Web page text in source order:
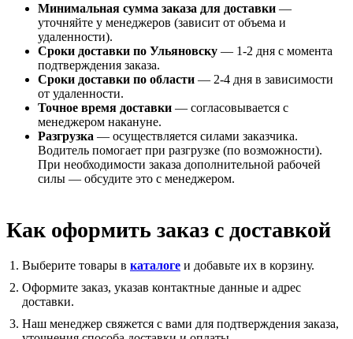
Минимальная сумма заказа для доставки —
уточняйте у менеджеров (зависит от объема и
удаленности).
Сроки доставки по Ульяновску — 1-2 дня с момента
подтверждения заказа.
Сроки доставки по области — 2-4 дня в зависимости
от удаленности.
Точное время доставки — согласовывается с
менеджером накануне.
Разгрузка — осуществляется силами заказчика.
Водитель помогает при разгрузке (по возможности).
При необходимости заказа дополнительной рабочей
силы — обсудите это с менеджером.
Как оформить заказ с доставкой
Выберите товары в каталоге и добавьте их в корзину.
Оформите заказ, указав контактные данные и адрес
доставки.
Наш менеджер свяжется с вами для подтверждения заказа,